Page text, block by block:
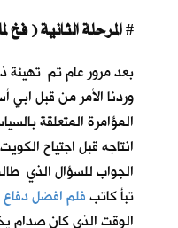
#
بعد مرور عام تم تهيئة
وردنا الأمر من قبل ابي
المؤامرة المتعلقة
انتاجه قبل اجتياح
الجواب للسؤال الذي
تبأ كاتبفلم افضل دفاع
الوقت الذي كان صدام